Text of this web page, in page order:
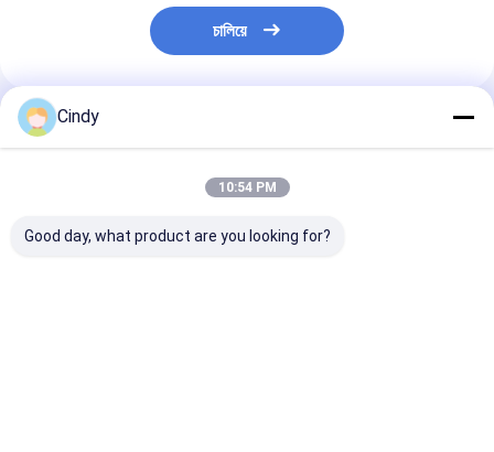
চালিয়ে
প্রস্তাবিত পণ্য
Cindy
10:54 PM
Good day, what product are you looking for?